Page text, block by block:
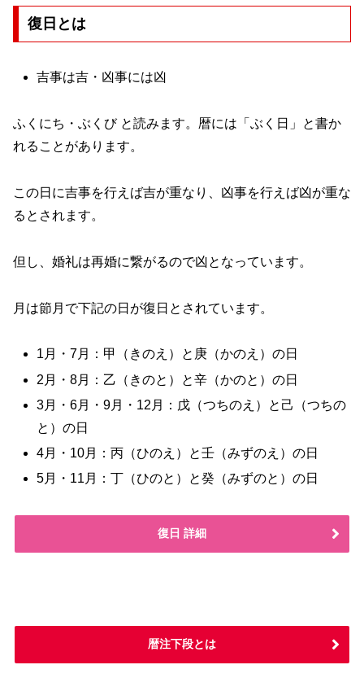
復日とは
吉事は吉・凶事には凶
ふくにち・ぶくび と読みます。暦には「ぶく日」と書か
れることがあります。
この日に吉事を行えば吉が重なり、凶事を行えば凶が重な
るとされます。
但し、婚礼は再婚に繋がるので凶となっています。
月は節月で下記の日が復日とされています。
1月・7月：甲（きのえ）と庚（かのえ）の日
2月・8月：乙（きのと）と辛（かのと）の日
3月・6月・9月・12月：戊（つちのえ）と己（つちの
と）の日
4月・10月：丙（ひのえ）と壬（みずのえ）の日
5月・11月：丁（ひのと）と癸（みずのと）の日
復日 詳細
暦注下段とは